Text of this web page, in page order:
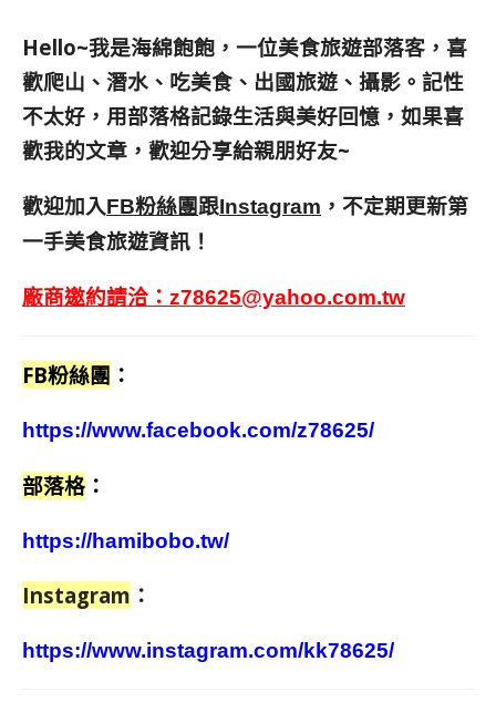
Hello~我是海綿飽飽，一位美食旅遊部落客， 喜
歡爬山、潛水、吃美食、出國旅遊、攝影。 記性
不太好，用部落格記錄生活與美好回憶， 如果喜
歡我的文章，歡迎分享給親朋好友~
歡迎加入FB粉絲團跟Instagram ，不定期更新第
一手美食旅遊資訊！
廠商邀約請洽： z78625@yahoo.com.tw
FB粉絲團 ：
https://www.facebook.com/z78625/
部落格 ：
https://hamibobo.tw/
Instagram ：
https://www.instagram.com/kk78625/